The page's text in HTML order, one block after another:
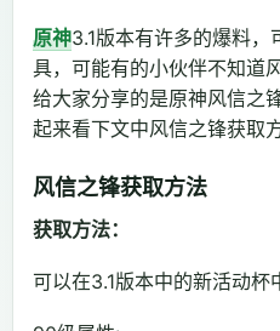
原神3.1版本有许多的爆料
具，可能有的小伙伴不知道
给大家分享的是原神风信之
起来看下文中风信之锋获取
风信之锋获取方法
获取方法：
可以在3.1版本中的新活动杯